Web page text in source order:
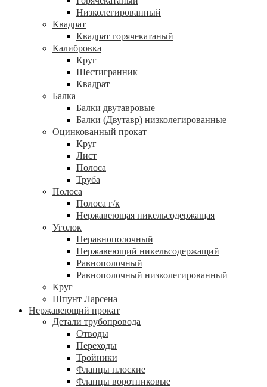
Низколегированный
Квадрат
Квадрат горячекатаный
Калибровка
Круг
Шестигранник
Квадрат
Балка
Балки двутавровые
Балки (Двутавр) низколегированные
Оцинкованный прокат
Круг
Лист
Полоса
Труба
Полоса
Полоса г/к
Нержавеющая никельсодержащая
Уголок
Неравнополочный
Нержавеющий никельсодержащий
Равнополочный
Равнополочный низколегированный
Круг
Шпунт Ларсена
Нержавеющий прокат
Детали трубопровода
Отводы
Переходы
Тройники
Фланцы плоские
Фланцы воротниковые